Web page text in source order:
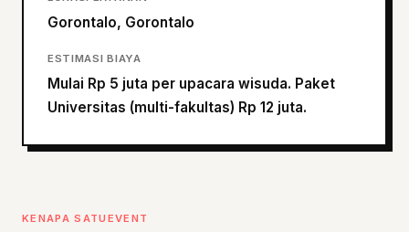
Gorontalo, Gorontalo
ESTIMASI BIAYA
Mulai Rp 5 juta per upacara wisuda. Paket
Universitas (multi-fakultas) Rp 12 juta.
KENAPA SATUEVENT